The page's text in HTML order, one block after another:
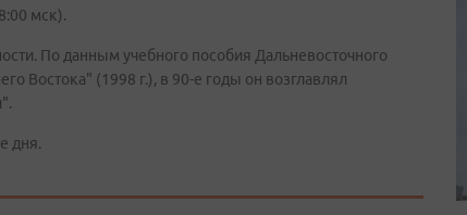
мск).
По данным учебного пособия Дальневосточного
Востока" (1998 г.), в 90-е годы он возглавлял
дня.